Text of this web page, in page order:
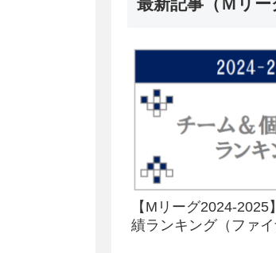
【Mリーグ2024-
績ランキング（ファイ